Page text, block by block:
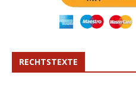
RECHTSTEXTE